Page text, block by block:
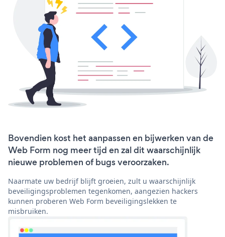
Bovendien kost het aanpassen en bijwerken van de
Web Form nog meer tijd en zal dit waarschijnlijk
nieuwe problemen of bugs veroorzaken.
Naarmate uw bedrijf blijft groeien, zult u waarschijnlijk
beveiligingsproblemen tegenkomen, aangezien hackers
kunnen proberen Web Form beveiligingslekken te
misbruiken.